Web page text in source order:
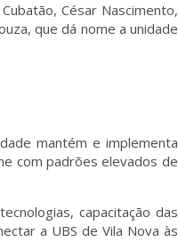
César Nascimento,
que dá nome a unidade
mantém e implementa
com padrões elevados de
capacitação das
a UBS de Vila Nova às